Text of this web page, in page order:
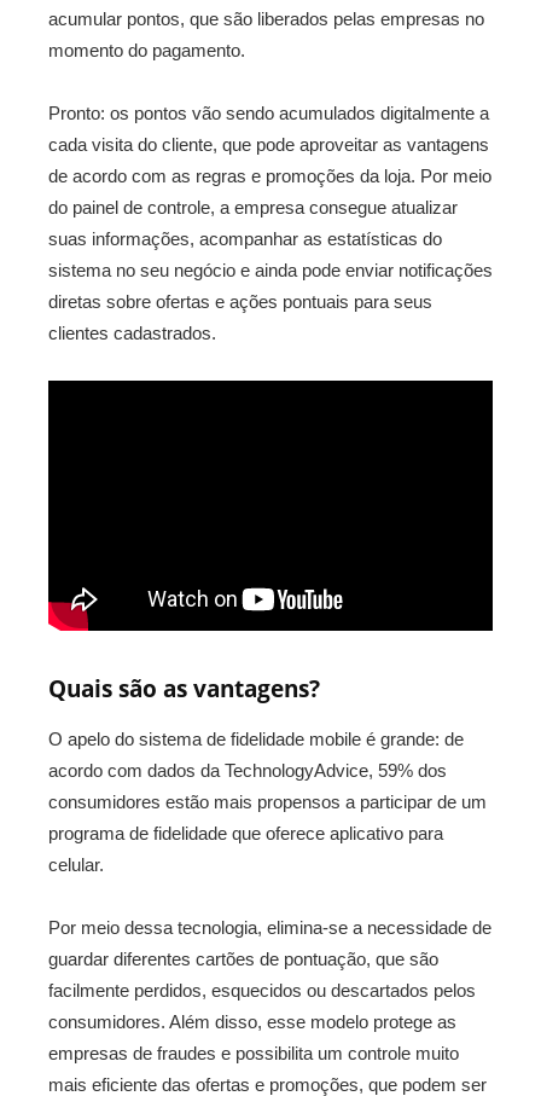
acumular pontos, que são liberados pelas empresas no
momento do pagamento.
Pronto: os pontos vão sendo acumulados digitalmente a
cada visita do cliente, que pode aproveitar as vantagens
de acordo com as regras e promoções da loja. Por meio
do painel de controle, a empresa consegue atualizar
suas informações, acompanhar as estatísticas do
sistema no seu negócio e ainda pode enviar notificações
diretas sobre ofertas e ações pontuais para seus
clientes cadastrados.
Quais são as vantagens?
O apelo do sistema de fidelidade mobile é grande: de
acordo com dados da TechnologyAdvice, 59% dos
consumidores estão mais propensos a participar de um
programa de fidelidade que oferece aplicativo para
celular.
Por meio dessa tecnologia, elimina-se a necessidade de
guardar diferentes cartões de pontuação, que são
facilmente perdidos, esquecidos ou descartados pelos
consumidores. Além disso, esse modelo protege as
empresas de fraudes e possibilita um controle muito
mais eficiente das ofertas e promoções, que podem ser